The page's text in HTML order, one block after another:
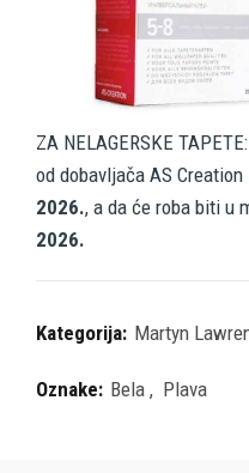
ZA NELAGERSKE
od dobavljača AS
2026., a da će roba biti u
2026.
Kategorija: Martyn
Oznake: Bela , Plava